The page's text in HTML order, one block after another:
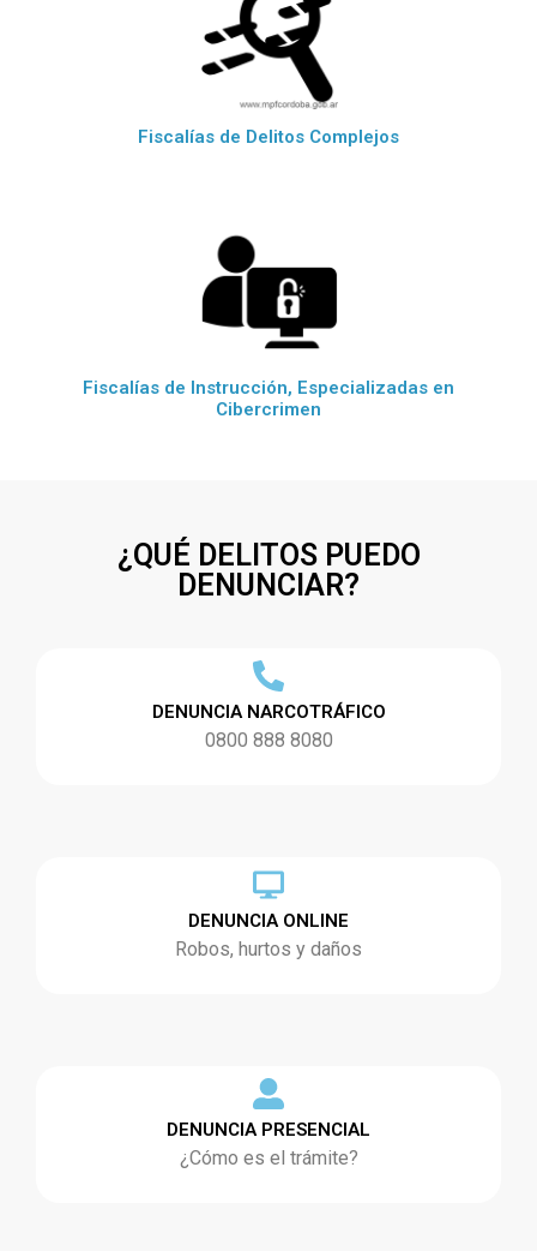
Fiscalías de Delitos Complejos
Fiscalías de Instrucción, Especializadas en
Cibercrimen
¿QUÉ DELITOS PUEDO
DENUNCIAR?
DENUNCIA NARCOTRÁFICO
0800 888 8080
DENUNCIA ONLINE
Robos, hurtos y daños
DENUNCIA PRESENCIAL
¿Cómo es el trámite?